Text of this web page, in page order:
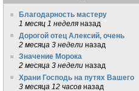
Благодарность мастеру
1 месяц 1 неделя назад
Дорогой отец Алексий, очень
2 месяца 3 недели назад
Значение Морока
2 месяца 3 недели назад
Храни Господь на путях Вашего
3 месяца 12 часов назад